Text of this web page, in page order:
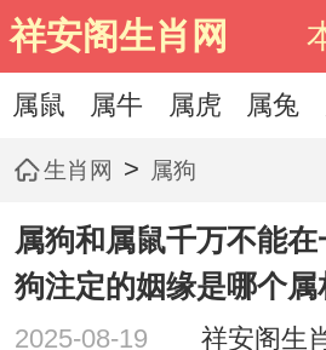
祥安阁生肖网
属鼠 属牛 属虎 属兔
生肖网 > 属狗
属狗和属鼠千万不能
狗注定的姻缘是哪个属
2025-08-19 祥安阁生